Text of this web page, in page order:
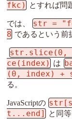
fkc)
とすれば問
では、 str =
8 であるという前
str.slice(0,
ce(index) は
(0, index) +
る。
JavaScriptの
t...end]
と同